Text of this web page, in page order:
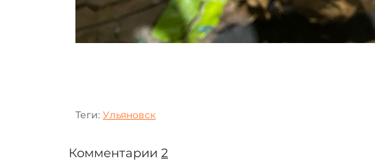
Теги: Ульяновск
Комментарии 2